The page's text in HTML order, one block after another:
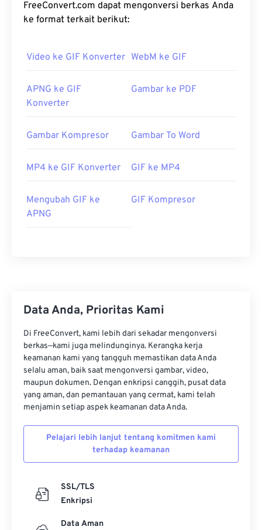
FreeConvert.com dapat mengonversi berkas Anda
ke format terkait berikut:
Video ke GIF Konverter WebM ke GIF
APNG ke GIF
Konverter
Gambar ke PDF
Gambar Kompresor Gambar To Word
MP4 ke GIF Konverter GIF ke MP4
Mengubah GIF ke
APNG
GIF Kompresor
Data Anda, Prioritas Kami
Di FreeConvert, kami lebih dari sekadar mengonversi
berkas—kami juga melindunginya. Kerangka kerja
keamanan kami yang tangguh memastikan data Anda
selalu aman, baik saat mengonversi gambar, video,
maupun dokumen. Dengan enkripsi canggih, pusat data
yang aman, dan pemantauan yang cermat, kami telah
menjamin setiap aspek keamanan data Anda.
Pelajari lebih lanjut tentang komitmen kami
terhadap keamanan
SSL/TLS
Enkripsi
Data Aman